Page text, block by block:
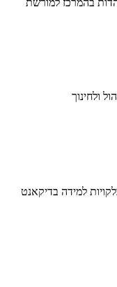
בהמרכז למורשת
ולחינוך
למידה בדיקאנט